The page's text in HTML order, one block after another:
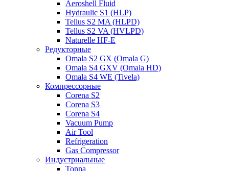
Aeroshell Fluid
Hydraulic S1 (HLP)
Tellus S2 MA (HLPD)
Tellus S2 VA (HVLPD)
Naturelle HF-E
Редукторные
Omala S2 GX (Omala G)
Omala S4 GXV (Omala HD)
Omala S4 WE (Tivela)
Компрессорные
Corena S2
Corena S3
Corena S4
Vacuum Pump
Air Tool
Refrigeration
Gas Compressor
Индустриальные
Tonna